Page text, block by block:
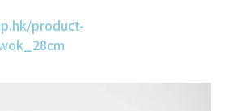
product-